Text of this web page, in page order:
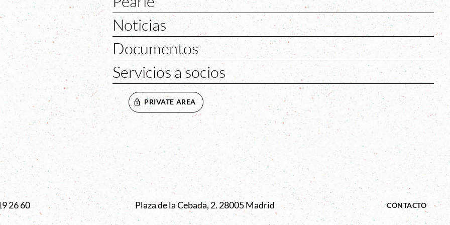
Noticias
Documentos
Servicios a socios
PRIVATE AREA
26 60 Plaza de la Cebada, 2. 28005 Madrid CONTACTO